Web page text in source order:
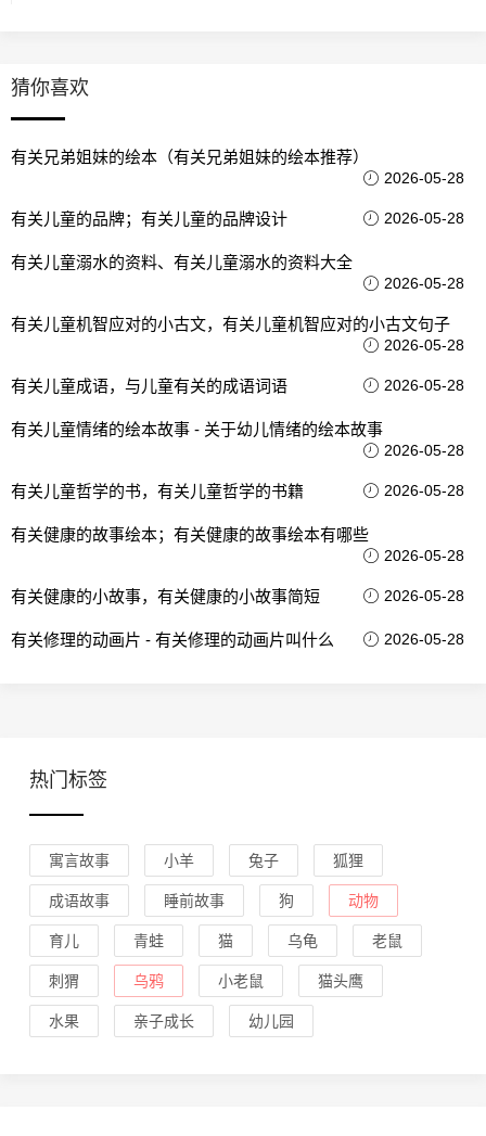
猜你喜欢
有关兄弟姐妹的绘本（有关兄弟姐妹的绘本推荐）
2026-05-28
有关儿童的品牌；有关儿童的品牌设计 2026-05-28
有关儿童溺水的资料、有关儿童溺水的资料大全
2026-05-28
有关儿童机智应对的小古文，有关儿童机智应对的小古文句子
2026-05-28
有关儿童成语，与儿童有关的成语词语 2026-05-28
有关儿童情绪的绘本故事 - 关于幼儿情绪的绘本故事
2026-05-28
有关儿童哲学的书，有关儿童哲学的书籍 2026-05-28
有关健康的故事绘本；有关健康的故事绘本有哪些
2026-05-28
有关健康的小故事，有关健康的小故事简短 2026-05-28
有关修理的动画片 - 有关修理的动画片叫什么 2026-05-28
热门标签
寓言故事 小羊 兔子 狐狸
成语故事 睡前故事 狗 动物
育儿 青蛙 猫 乌龟 老鼠
刺猬 乌鸦 小老鼠 猫头鹰
水果 亲子成长 幼儿园